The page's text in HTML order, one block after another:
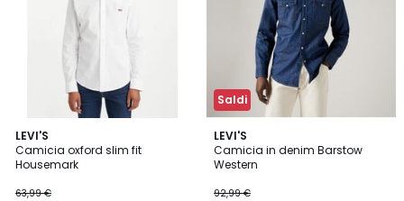
LEVI'S
Camicia oxford slim fit
Housemark
63,99 €
4,6
/ 5
Saldi
LEVI'S
Camicia in denim Barstow
Western
92,99 €
4,6
/ 5
2
Colori